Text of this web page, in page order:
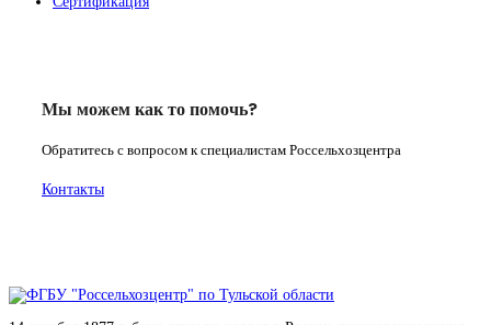
Мы можем как то помочь?
Обратитесь с вопросом к специалистам Россельхозцентра
Контакты